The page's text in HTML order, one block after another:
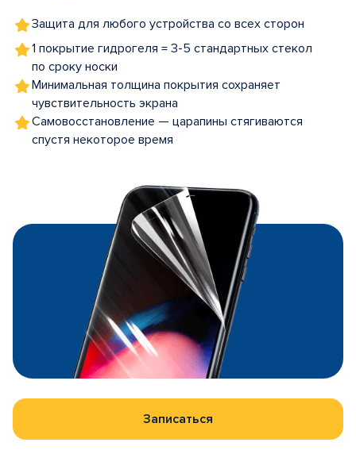
Защита для любого устройства со всех сторон
1 покрытие гидрогеля = 3-5 стандартных стекол
по сроку носки
Минимальная толщина покрытия сохраняет
чувствительность экрана
Самовосстановление — царапины стягиваются
спустя некоторое время
Записаться